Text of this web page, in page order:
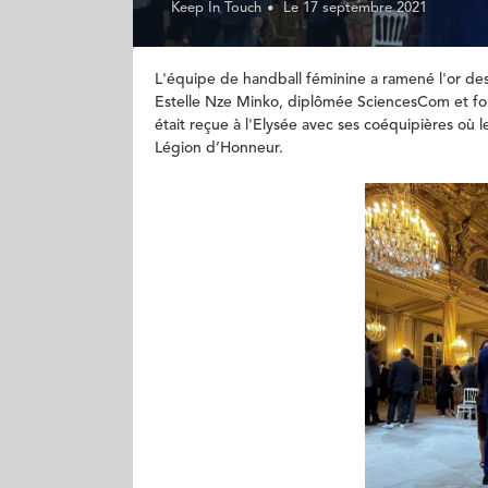
Keep In Touch Le 17 septembre 2021
L'équipe de handball féminine a ramené l'or
Estelle Nze Minko, diplômée SciencesCom et
était reçue à l'Elysée avec ses coéquipières où
Légion d’Honneur.